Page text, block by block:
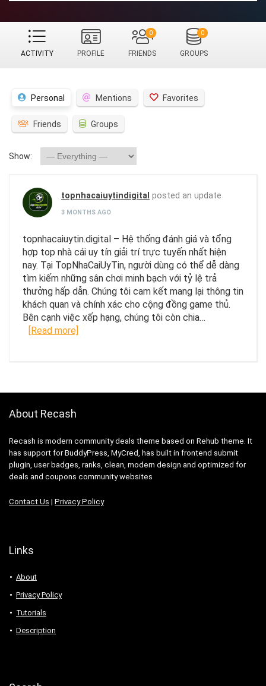
ACTIVITY PROFILE FRIENDS
0
GROUPS
0
Personal Mentions Favorites
Friends Groups
Show:
topnhacaiuytindigital posted an update
3 MONTHS AGO
topnhacaiuytin.digital – Hệ thống đánh giá và tổng
hợp top nhà cái uy tín giải trí trực tuyến nhất hiện
nay. Tại TopNhaCaiUyTin, người dùng có thể dễ dàng
tìm kiếm những sân chơi minh bạch với tỷ lệ trả
thưởng hấp dẫn. Chúng tôi cam kết mang lại thông tin
khách quan và chính xác cho cộng đồng game thủ.
Bên cạnh việc xếp hạng, chúng tôi còn chia…
[Read more]
About Recash
Recash is modern community deals theme based on Rehub theme. It
has support for BuddyPress, MyCred, has built in frontend submit
plugin, user badges, ranks, clean, modern design and optimized for
deals and coupons community websites
Contact Us | Privacy Policy
Links
About
Privacy Policy
Tutorials
Description